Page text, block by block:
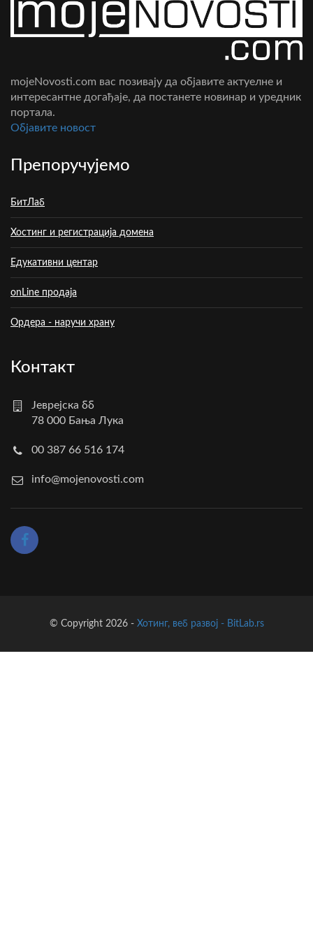
mojeNovosti.com вас позивају да објавите актуелне и
интересантне догађаје, да постанете новинар и уредник
портала.
Oбјавите новост
Препоручујемо
БитЛаб
Хостинг и регистрација домена
Едукативни центар
onLine продаја
Ордера - наручи храну
Контакт
Јеврејска бб
78 000 Бања Лука
00 387 66 516 174
info@mojenovosti.com
© Copyright 2026 - Хотинг, веб развој - BitLab.rs